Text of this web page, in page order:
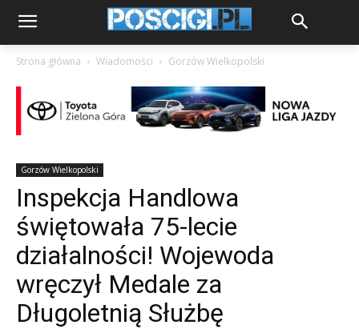
Strona główna Wiadomości Gorzów Wielkopolski
Gorzów Wielkopolski
Inspekcja Handlowa
świętowała 75-lecie
działalności! Wojewoda
wręczył Medale za
Długoletnią Służbę